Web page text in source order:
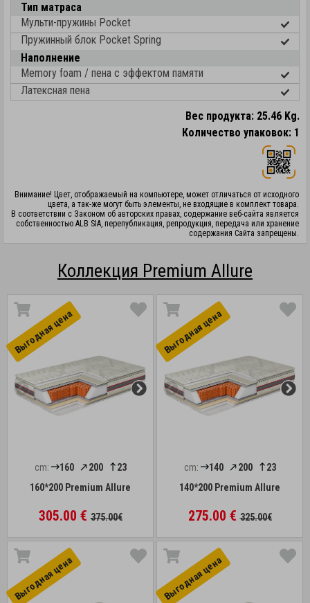
Тип матраса
Мульти-пружины Pocket
Пружинный блок Pocket Spring
Наполнение
Memory foam / пена с эффектом памяти
Латексная пена
Вес продукта: 25.46 Kg.
Количество упаковок: 1
Внимание! Цвет, отображаемый на компьютере, может отличаться от исходного
цвета, а так-же могут быть элементы, не входящие в комплект товара.
В соответствии с Законом об авторских правах, содержание веб-сайта является
собственностью ALB SIA, перепубликация, репродукция, передача или хранение
содержания Сайта запрещены.
Коллекция Premium Allure
Выгоднaя цена
cm: 160 200
23
160*200 Premium Allure
305.00 €375.00€
Выгоднaя цена
cm: 140 200
23
140*200 Premium Allure
275.00 €325.00€
Выгоднaя цена Выгоднaя цена